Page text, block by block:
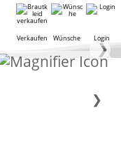
Login
Wünsche
Verkaufen ❯
❯